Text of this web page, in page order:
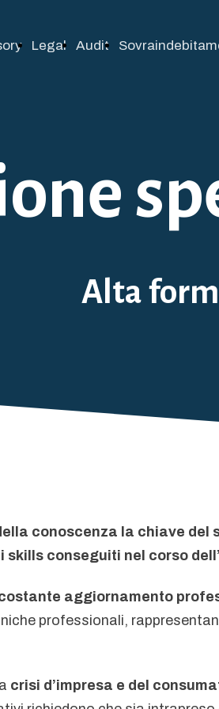
Legal Audit
Alta
conoscenza la chiave del
conseguiti nel corso
aggiornamento
professionali,
crisi d’impresa e del